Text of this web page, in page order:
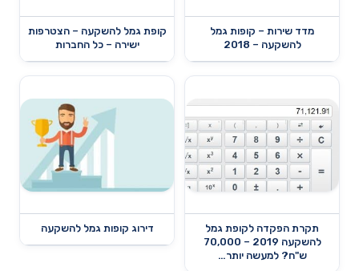
מדד שירות – קופות גמל
להשקעה – 2018
קופת גמל להשקעה – הצטרפות
ישירה – כל החברות
תקרת הפקדה לקופת גמל
להשקעה 2019 – 70,000
ש"ח? למעשה יותר…
דירוג קופות גמל להשקעה